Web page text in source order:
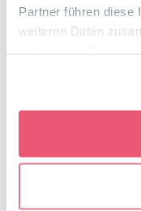
Partner führen diese
weiteren Daten